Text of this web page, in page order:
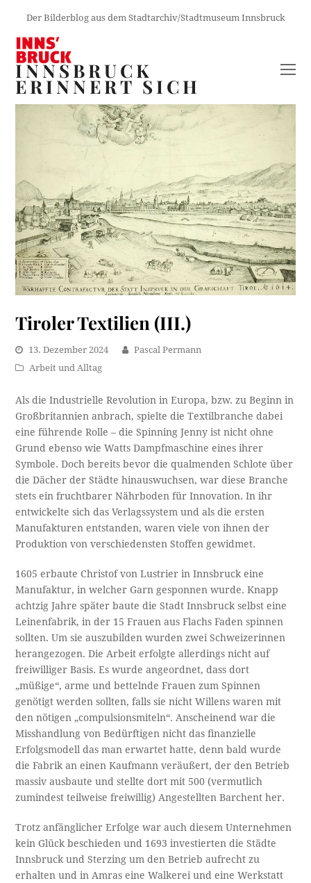
Der Bilderblog aus dem Stadtarchiv/Stadtmuseum Innsbruck
INNSBRUCK
ERINNERT SICH
Tiroler Textilien (III.)
13. Dezember 2024
Pascal Permann
Arbeit und Alltag
Als die Industrielle Revolution in Europa, bzw. zu Beginn in
Großbritannien anbrach, spielte die Textilbranche dabei
eine führende Rolle – die Spinning Jenny ist nicht ohne
Grund ebenso wie Watts Dampfmaschine eines ihrer
Symbole. Doch bereits bevor die qualmenden Schlote über
die Dächer der Städte hinauswuchsen, war diese Branche
stets ein fruchtbarer Nährboden für Innovation. In ihr
entwickelte sich das Verlagssystem und als die ersten
Manufakturen entstanden, waren viele von ihnen der
Produktion von verschiedensten Stoffen gewidmet.
1605 erbaute Christof von Lustrier in Innsbruck eine
Manufaktur, in welcher Garn gesponnen wurde. Knapp
achtzig Jahre später baute die Stadt Innsbruck selbst eine
Leinenfabrik, in der 15 Frauen aus Flachs Faden spinnen
sollten. Um sie auszubilden wurden zwei Schweizerinnen
herangezogen. Die Arbeit erfolgte allerdings nicht auf
freiwilliger Basis. Es wurde angeordnet, dass dort
„müßige“, arme und bettelnde Frauen zum Spinnen
genötigt werden sollten, falls sie nicht Willens waren mit
den nötigen „compulsionsmiteln“. Anscheinend war die
Misshandlung von Bedürftigen nicht das finanzielle
Erfolgsmodell das man erwartet hatte, denn bald wurde
die Fabrik an einen Kaufmann veräußert, der den Betrieb
massiv ausbaute und stellte dort mit 500 (vermutlich
zumindest teilweise freiwillig) Angestellten Barchent her.
Trotz anfänglicher Erfolge war auch diesem Unternehmen
kein Glück beschieden und 1693 investierten die Städte
Innsbruck und Sterzing um den Betrieb aufrecht zu
erhalten und in Amras eine Walkerei und eine Werkstatt